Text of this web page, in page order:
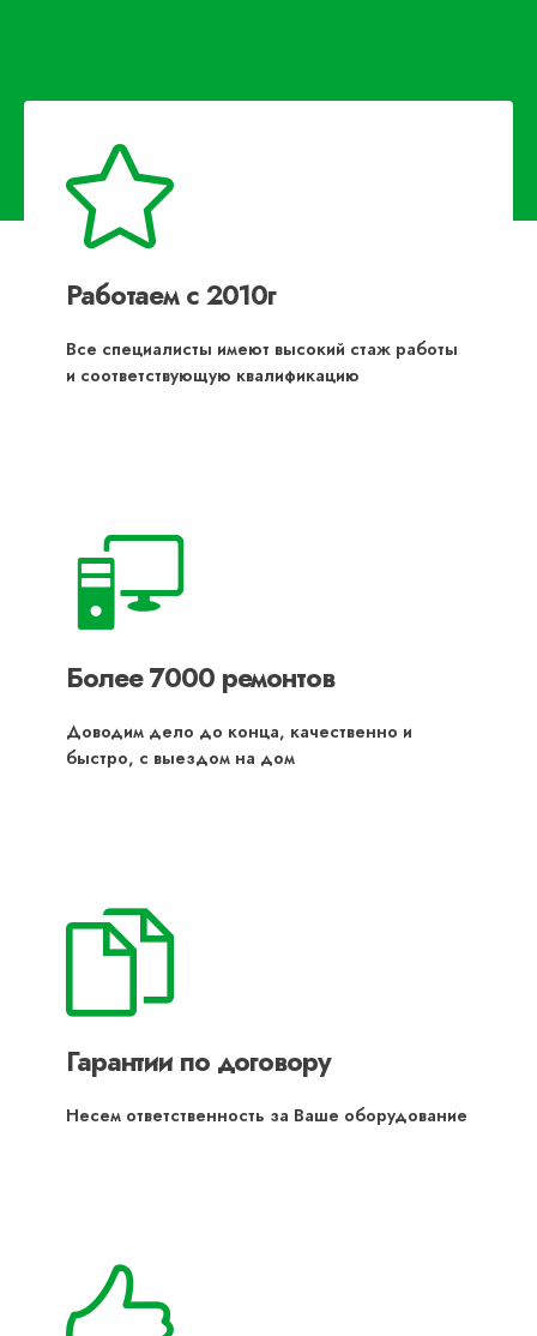
Работаем с 2010г
Все специалисты имеют высокий стаж работы
и соответствующую квалификацию
Более 7000 ремонтов
Доводим дело до конца, качественно и
быстро, с выездом на дом
Гарантии по договору
Несем ответственность за Ваше оборудование